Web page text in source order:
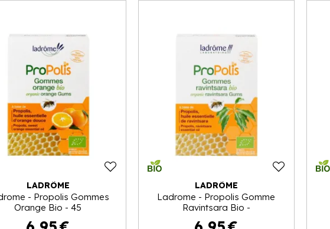
LADRÔME
- Propolis Gommes
Orange Bio - 45
LADRÔME
Ladrome - Propolis Gomme
Ravintsara Bio -